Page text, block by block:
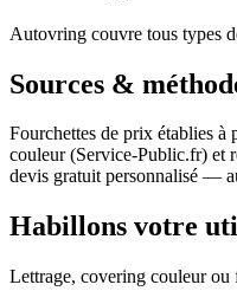
Autovring couvre tous types
Sources &
Fourchettes de prix établies à
couleur (Service-Public.fr) et
devis gratuit personnalisé —
Habillons votre
Lettrage, covering couleur ou